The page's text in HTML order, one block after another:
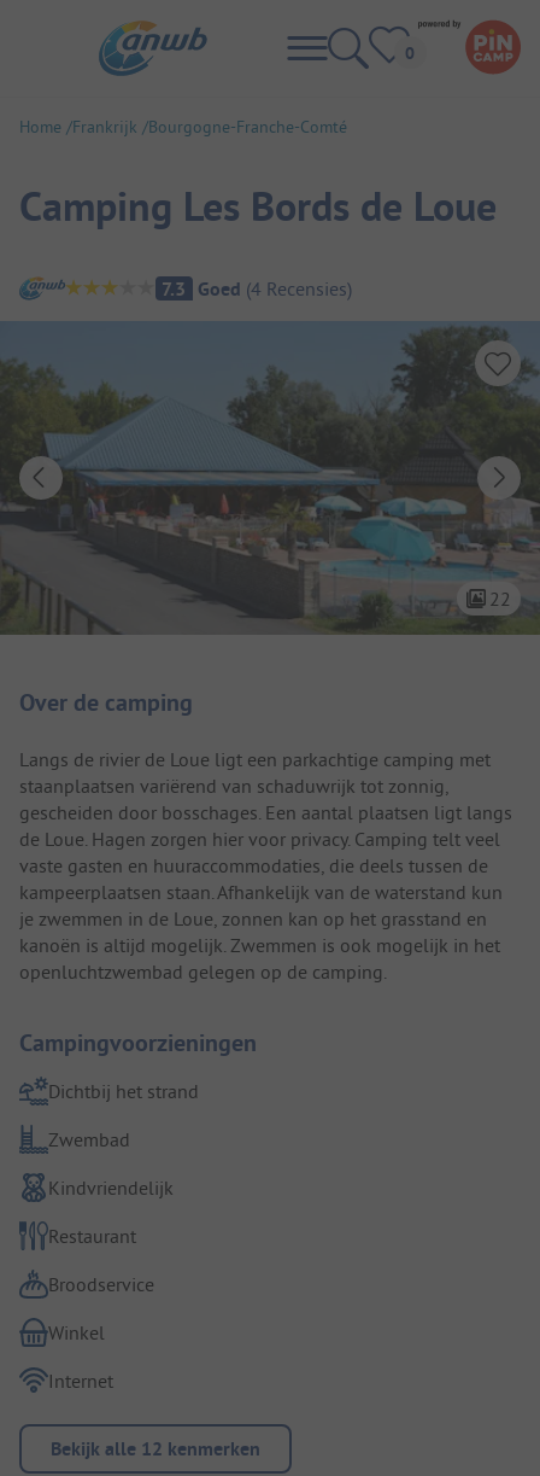
Home Frankrijk Bourgogne-Franche-Comté
Camping Les Bords de Loue
Camping overzicht
7.3 Goed (4 Recensies)
22
Over de camping
Langs de rivier de Loue ligt een parkachtige camping met
staanplaatsen variërend van schaduwrijk tot zonnig,
gescheiden door bosschages. Een aantal plaatsen ligt langs
de Loue. Hagen zorgen hier voor privacy. Camping telt veel
vaste gasten en huuraccommodaties, die deels tussen de
kampeerplaatsen staan. Afhankelijk van de waterstand kun
je zwemmen in de Loue, zonnen kan op het grasstand en
kanoën is altijd mogelijk. Zwemmen is ook mogelijk in het
openluchtzwembad gelegen op de camping.
Campingvoorzieningen
Dichtbij het strand
Zwembad
Kindvriendelijk
Restaurant
Broodservice
Winkel
Internet
Bekijk alle 12 kenmerken